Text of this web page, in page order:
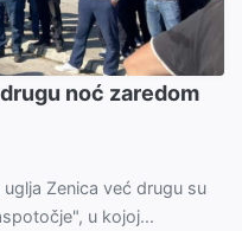
noć zaredom
Zenica već drugu su
u kojoj...